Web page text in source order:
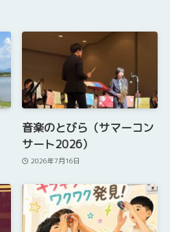
音楽のとびら（サマーコン
サート2026）
2026年7月16日